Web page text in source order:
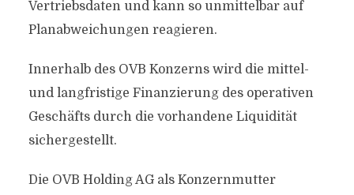
Vertriebsdaten und kann so unmittelbar auf
Planabweichungen reagieren.
Innerhalb des OVB Konzerns wird die mittel-
und langfristige Finanzierung des operativen
Geschäfts durch die vorhandene Liquidität
sichergestellt.
Die OVB Holding AG als Konzernmutter